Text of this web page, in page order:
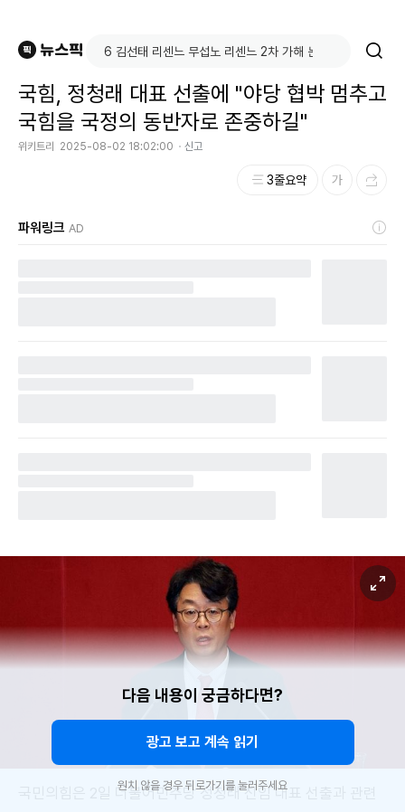
국힘, 정청래 대표 선출에 "야당 협박 멈추고
국힘을 국정의 동반자로 존중하길"
위키트리 2025-08-02 18:02:00 신고
3줄요약
파워링크 AD
국민의힘은 2일 더불어민주당 정청래 신임 대표 선출과 관련
다음 내용이 궁금하다면?
광고 보고 계속 읽기
원치 않을 경우 뒤로가기를 눌러주세요